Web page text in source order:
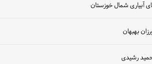
آبیاری شمال خوزستان
بهبهان
رشیدی